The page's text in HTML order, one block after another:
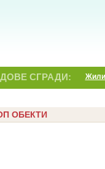
СГРАДИ:
ОБЕКТИ